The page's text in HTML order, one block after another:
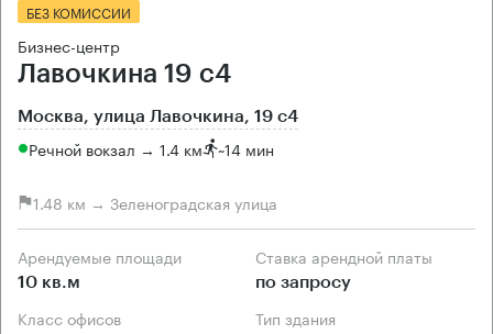
БЕЗ КОМИССИИ
Бизнес-центр
Лавочкина 19 с4
Москва, улица Лавочкина, 19 с4
Речной вокзал → 1.4 км ~14 мин
1.48 км → Зеленоградская улица
Арендуемые площади
10 кв.м
Ставка арендной платы
по запросу
Класс офисов Тип здания